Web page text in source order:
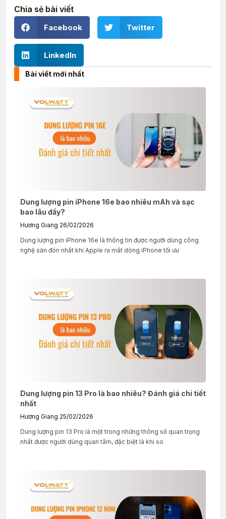
Chia sẻ bài viết
Facebook Twitter
LinkedIn
Bài viết mới nhất
Dung lượng pin iPhone 16e bao nhiêu mAh và sạc
bao lâu đầy?
Hương Giang 26/02/2026
Dung lượng pin iPhone 16e là thông tin được người dùng công
nghệ săn đón nhất khi Apple ra mắt dòng iPhone tối ưu
Dung lượng pin 13 Pro là bao nhiêu? Đánh giá chi tiết
nhất
Hương Giang 25/02/2026
Dung lượng pin 13 Pro là một trong những thông số quan trọng
nhất được người dùng quan tâm, đặc biệt là khi so